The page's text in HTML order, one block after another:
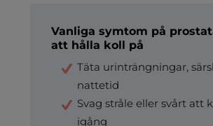
Vanliga symtom på
att hålla koll på
Täta urinträngningar,
nattetid
Svag stråle eller svårt att
igång